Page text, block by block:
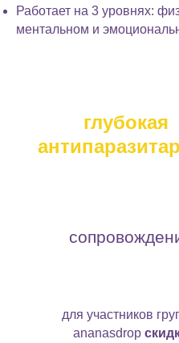
Работает на 3 уровнях:
ментальном и
глубокая
для участников
ananasdrop